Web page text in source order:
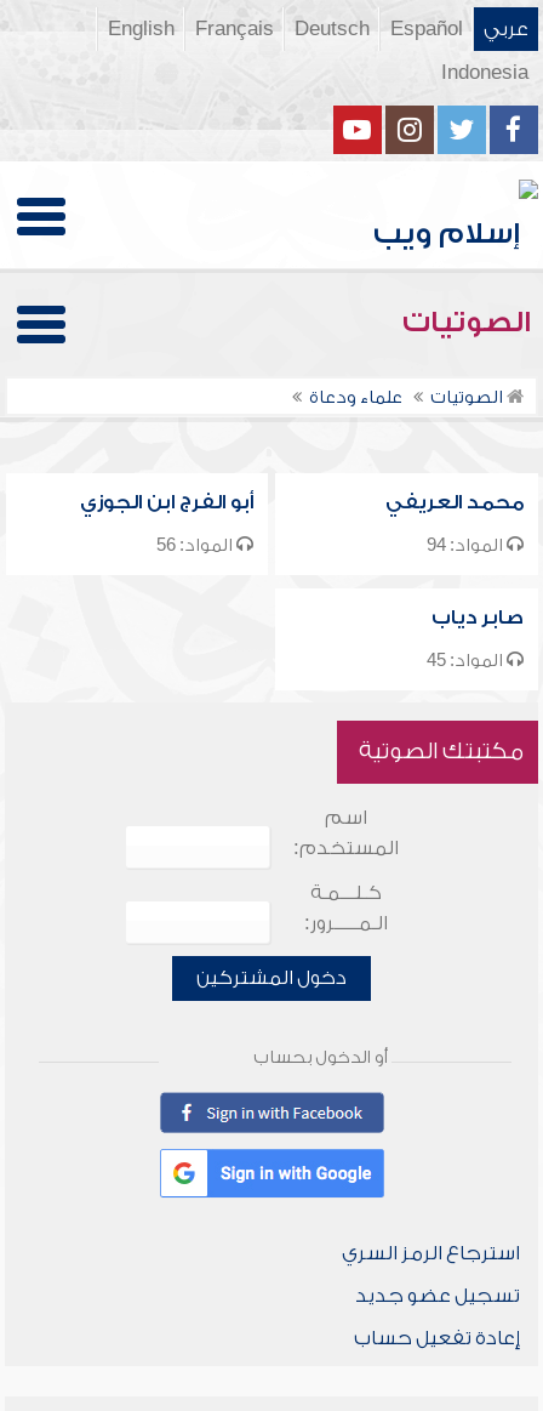
عربي Español
Deutsch
Français
English
Indonesia
الصوتيات
الصوتيات علماء ودعاة
محمد العريفي
المواد: 94
أبو الفرج ابن الجوزي
المواد: 56
صابر دياب
المواد: 45
مكتبتك الصوتية
اسم
المستخدم:
كـلـــمـة
الـمـــــرور:
دخول المشتركين
أو الدخول بحساب
استرجاع الرمز السري
تسجيل عضو جديد
إعادة تفعيل حساب